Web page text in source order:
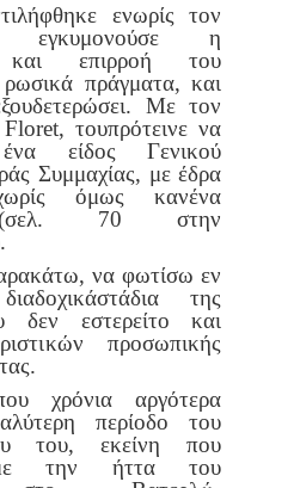
ενωρίς τον
εγκυμονούσε η
και επιρροή του
ρωσικά πράγματα,και
Με τον
τουπρότεινε να
είδος Γενικού
Συμμαχίας, με έδρα
όμως κανένα
(σελ. 70στην
να φωτίσω εν
στάδια της
δεν εστερείτο και
κών προσωπικής
χρόνια αργότερα
περίοδο του
του, εκείνη που
με την ήττατου